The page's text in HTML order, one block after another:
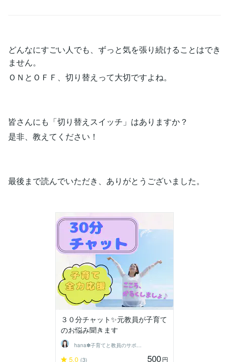
どんなにすごい人でも、ずっと気を張り続けることはでき
ません。
ＯＮとＯＦＦ、切り替えって大切ですよね。
皆さんにも「切り替えスイッチ」はありますか？
是非、教えてください！
最後まで読んでいただき、ありがとうございました。
３０分チャット✨元教員が子育て
のお悩み聞きます
hana✽子育てと教員のサポーター
5.0 (3) 500円